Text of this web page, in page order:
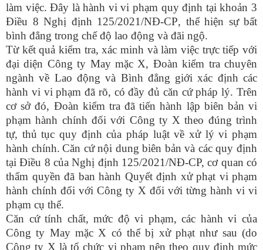
làm việc. Đây là hành vi vi phạm quy định tại khoản 3
Điều 8 Nghị định 125/2021/NĐ-CP, thể hiện sự bất
bình đẳng trong chế độ lao động và đãi ngộ.
Từ kết quả kiểm tra, xác minh và làm việc trực tiếp với
đại diện Công ty May mặc X, Đoànkiểm tra chuyên
ngành về Lao động và Bình đẳng giới xác định các
hành vi vi phạm đã rõ, có đầy đủ căn cứ pháp lý. Trên
cơ sở đó, Đoàn kiểm tra đã tiến hành lập biên bản vi
phạm hành chính đối với Công ty X theo đúng trình
tự, thủ tục quy định của pháp luật về xử lý vi phạm
hành chính. Căn cứ nội dung biên bản và các quy định
tại Điều 8 của Nghị định 125/2021/NĐ-CP, cơ quan có
thẩm quyền đã ban hành Quyết định xử phạt vi phạm
hành chính đối với Công ty X đối với từng hành vi vi
phạm cụ thể.
Căn cứ tính chất, mức độ vi phạm, các hành vi của
Công ty May mặc X có thể bị xử phạt như sau (do
Công ty X là tổ chức vi phạm nên theo quy định mức